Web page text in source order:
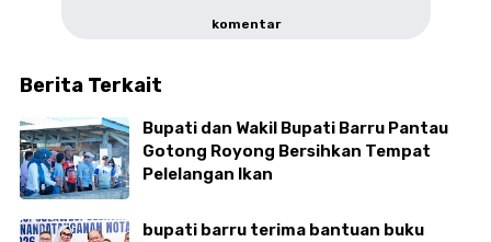
komentar
Berita Terkait
Bupati dan Wakil Bupati Barru Pantau
Gotong Royong Bersihkan Tempat
Pelelangan Ikan
bupati barru terima bantuan buku